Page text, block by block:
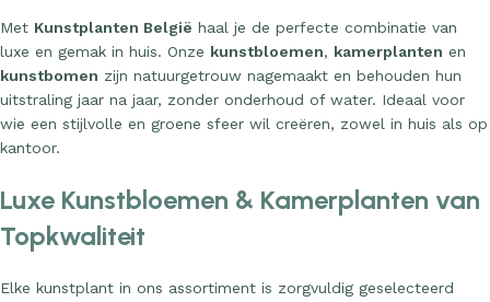
Met Kunstplanten België haal je de perfecte combinatie van
luxe en gemak in huis. Onze kunstbloemen, kamerplanten en
kunstbomen zijn natuurgetrouw nagemaakt en behouden hun
uitstraling jaar na jaar, zonder onderhoud of water. Ideaal voor
wie een stijlvolle en groene sfeer wil creëren, zowel in huis als op
kantoor.
Luxe Kunstbloemen & Kamerplanten van
Topkwaliteit
Elke kunstplant in ons assortiment is zorgvuldig geselecteerd